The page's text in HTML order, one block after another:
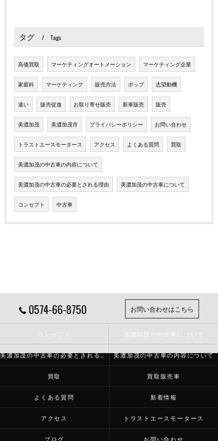
タグ Tags
高価買取 マーケティングオートメーション マーケティング企業
家庭科 マーケティング 販売方法 ポップ 志望動機
違い 販売促進 お取り寄せ販売 新車販売 販売
美濃加茂 美濃加茂市 プライバシーポリシー お問い合わせ
トラストエースモータース アクセス よくある質問 買取
美濃加茂の中古車の内容について
美濃加茂の中古車の必要とされる理由 美濃加茂の中古車について
コンセプト 中古車
0574-66-8750 お問い合わせはこちら
コンセプト 美濃加茂の中古車について
美濃加茂の中古車の必要とされる理由 美濃加茂の中古車の内容について
買取 買取販売車
よくある質問 新着情報
アクセス トラストエースモータース
ブログ お問い合わせ